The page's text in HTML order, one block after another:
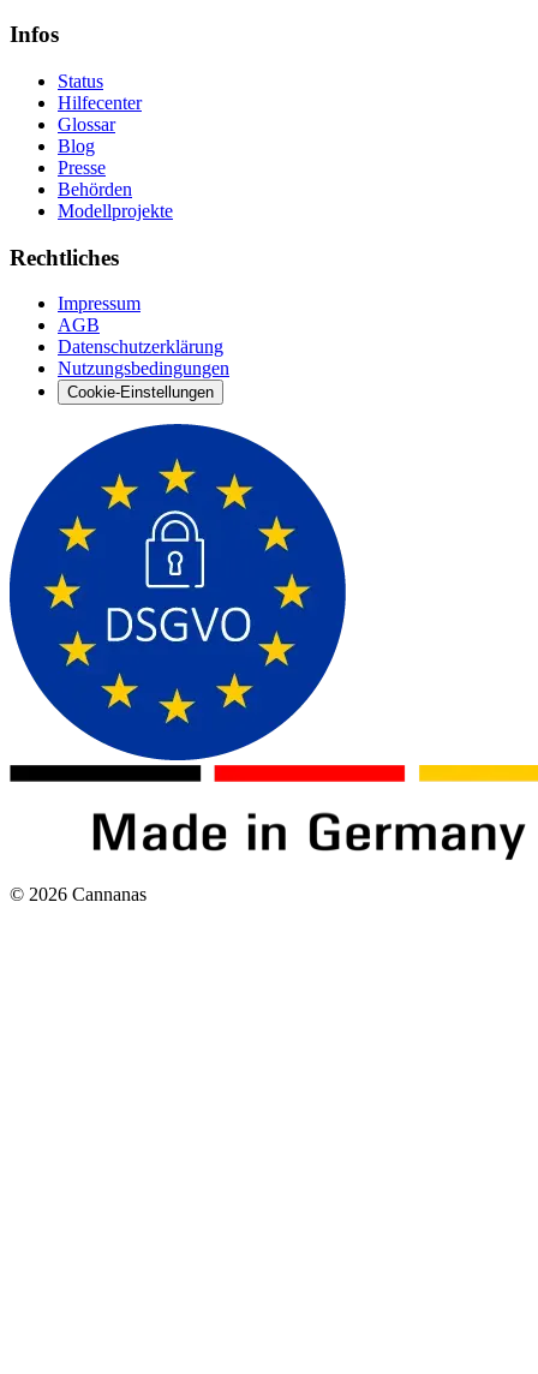
Infos
Status
Hilfecenter
Glossar
Blog
Presse
Behörden
Modellprojekte
Rechtliches
Impressum
AGB
Datenschutzerklärung
Nutzungsbedingungen
Cookie-Einstellungen
© 2026 Cannanas